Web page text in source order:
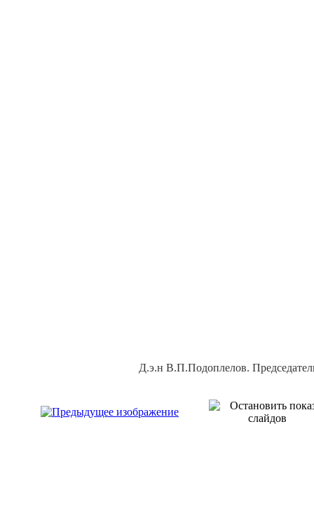
Д.э.н В.П.Подоплелов.